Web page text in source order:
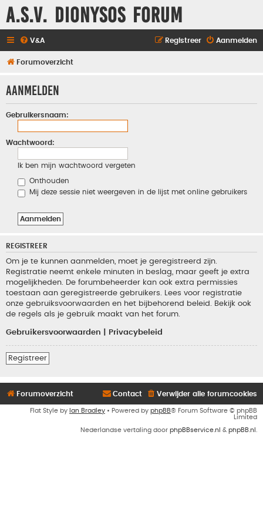
A.S.V. Dionysos Forum
V&A Aanmelden
Registreer
Forumoverzicht
Aanmelden
Gebruikersnaam:
Wachtwoord:
Ik ben mijn wachtwoord vergeten
Onthouden
Mij deze sessie niet weergeven in de lijst met online gebruikers
REGISTREER
Om je te kunnen aanmelden, moet je geregistreerd zijn.
Registratie neemt enkele minuten in beslag, maar geeft je extra
mogelijkheden. De forumbeheerder kan ook extra permissies
toestaan aan geregistreerde gebruikers. Lees voor registratie
onze gebruiksvoorwaarden en het bijbehorend beleid. Bekijk ook
de regels als je gebruik maakt van het forum.
Gebruikersvoorwaarden Privacybeleid
Registreer
Forumoverzicht Verwijder alle forumcookies
Contact
Flat Style by Ian Bradley • Powered by phpBB® Forum Software © phpBB
Limited
Nederlandse vertaling door phpBBservice.nl & phpBB.nl .